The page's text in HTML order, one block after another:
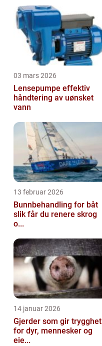
03 mars 2026
Lensepumpe effektiv
håndtering av uønsket
vann
13 februar 2026
Bunnbehandling for båt
slik får du renere skrog
o...
14 januar 2026
Gjerder som gir trygghet
for dyr, mennesker og
eie...